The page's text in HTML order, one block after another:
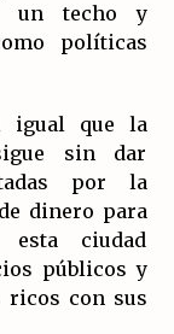
en Alaquàs
obras aprobadas
un Frente Común
y la Guerra.
Los Gallardos
un techo y
políticas
igual que la
sin dar
por la
dinero para
esta ciudad
públicos y
ricos con sus